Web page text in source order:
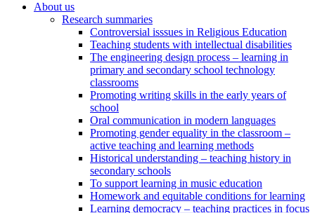
About us
Research summaries
Controversial isssues in Religious Education
Teaching students with intellectual disabilities
The engineering design process – learning in
primary and secondary school technology
classrooms
Promoting writing skills in the early years of
school
Oral communication in modern languages
Promoting gender equality in the classroom –
active teaching and learning methods
Historical understanding – teaching history in
secondary schools
To support learning in music education
Homework and equitable conditions for learning
Learning democracy – teaching practices in focus